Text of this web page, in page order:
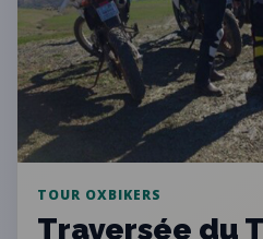
TOUR OXBIKERS
Traversée du